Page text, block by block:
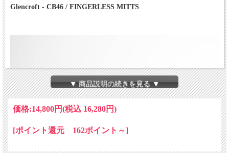
Glencroft - CB46 / FINGERLESS MITTS
▼ 商品説明の続きを見る ▼
価格:14,800円(税込 16,280円)
[ポイント還元 162ポイント～]